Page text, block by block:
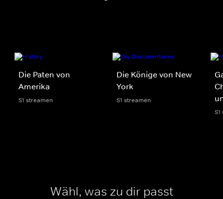
Die Paten von
Amerika
S1 streamen
Die Könige von New
York
S1 streamen
Wähl, was zu dir passt